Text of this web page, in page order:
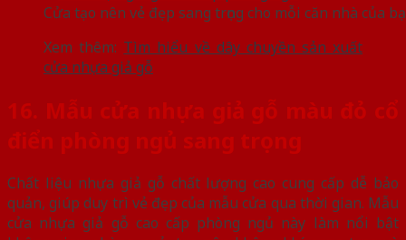
Cửa tạo nên vẻ đẹp sang trọng cho mỗi căn nhà của
Xem thêm: Tìm hiểu về dây chuyền sản xuất
cửa nhựa giả gỗ
16. Mẫu cửa nhựa giả gỗ màu đỏ cổ
điển phòng ngủ sang trọng
Chất liệu nhựa giả gỗ chất lượng cao cung cấp dễ bảo
quản, giúp duy trì vẻ đẹp của mẫu cửa qua thời gian. Mẫu
cửa nhựa giả gỗ cao cấp phòng ngủ này làm nổi bật